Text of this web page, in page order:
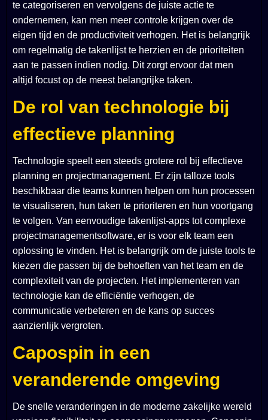
te categoriseren en vervolgens de juiste actie te
ondernemen, kan men meer controle krijgen over de
eigen tijd en de productiviteit verhogen. Het is belangrijk
om regelmatig de takenlijst te herzien en de prioriteiten
aan te passen indien nodig. Dit zorgt ervoor dat men
altijd focust op de meest belangrijke taken.
De rol van technologie bij
effectieve planning
Technologie speelt een steeds grotere rol bij effectieve
planning en projectmanagement. Er zijn talloze tools
beschikbaar die teams kunnen helpen om hun processen
te visualiseren, hun taken te prioriteren en hun voortgang
te volgen. Van eenvoudige takenlijst-apps tot complexe
projectmanagementsoftware, er is voor elk team een
oplossing te vinden. Het is belangrijk om de juiste tools te
kiezen die passen bij de behoeften van het team en de
complexiteit van de projecten. Het implementeren van
technologie kan de efficiëntie verhogen, de
communicatie verbeteren en de kans op succes
aanzienlijk vergroten.
Capospin in een
veranderende omgeving
De snelle veranderingen in de moderne zakelijke wereld